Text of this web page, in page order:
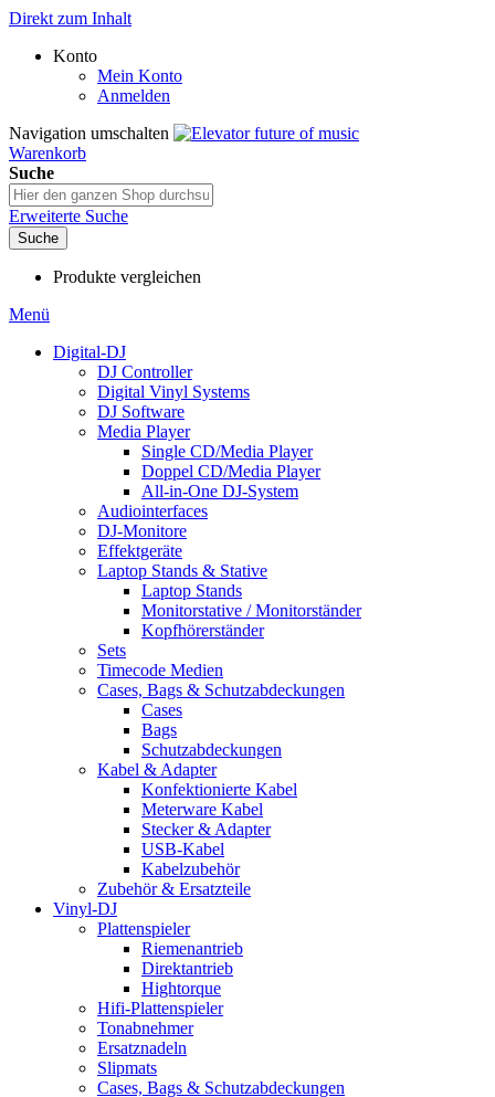
Direkt zum Inhalt
Konto
Mein Konto
Anmelden
Navigation umschalten
Warenkorb
Suche
Erweiterte Suche
Suche
Produkte vergleichen
Menü
Digital-DJ
DJ Controller
Digital Vinyl Systems
DJ Software
Media Player
Single CD/Media Player
Doppel CD/Media Player
All-in-One DJ-System
Audiointerfaces
DJ-Monitore
Effektgeräte
Laptop Stands & Stative
Laptop Stands
Monitorstative / Monitorständer
Kopfhörerständer
Sets
Timecode Medien
Cases, Bags & Schutzabdeckungen
Cases
Bags
Schutzabdeckungen
Kabel & Adapter
Konfektionierte Kabel
Meterware Kabel
Stecker & Adapter
USB-Kabel
Kabelzubehör
Zubehör & Ersatzteile
Vinyl-DJ
Plattenspieler
Riemenantrieb
Direktantrieb
Hightorque
Hifi-Plattenspieler
Tonabnehmer
Ersatznadeln
Slipmats
Cases, Bags & Schutzabdeckungen